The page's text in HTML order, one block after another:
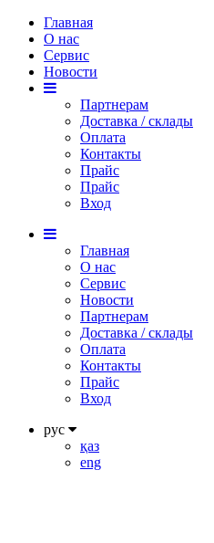
Главная
О нас
Сервис
Новости
Партнерам
Доставка / склады
Оплата
Контакты
Прайс
Прaйс
Вход
Главная
О нас
Сервис
Новости
Партнерам
Доставка / склады
Оплата
Контакты
Прайс
Вход
рус
қаз
eng